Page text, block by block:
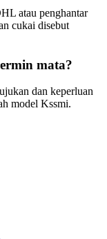
atau penghantar
cukai disebut
mata?
dan keperluan
model Kssmi.